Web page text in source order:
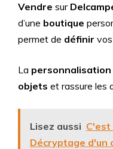
Vendre sur
d’une boutique
permet de définir vos
La personnalisation
objets et rassure les
Lisez aussi C'est
Décryptage d'un